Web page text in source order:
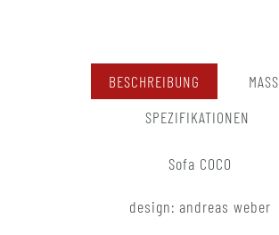
BESCHREIBUNG
MASSE
SPEZIFIKATIONEN
Sofa COCO
design: andreas weber